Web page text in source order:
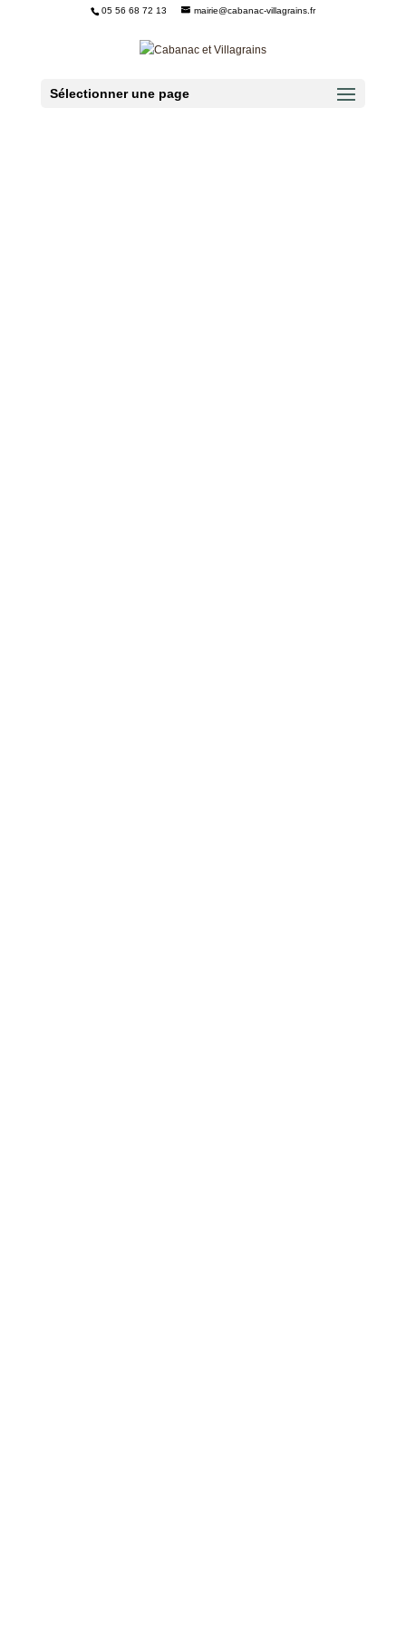
05 56 68 72 13 mairie@cabanac-villagrains.fr
Sélectionner une page